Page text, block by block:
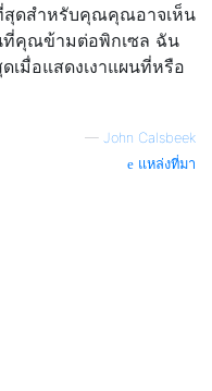
สุดสำหรับคุณคุณอาจเห็น
ที่คุณข้ามต่อพิกเซล ฉัน
เมื่อแสดงเงาแผนที่หรือ
— John Calsbeek
แหล่งที่มา